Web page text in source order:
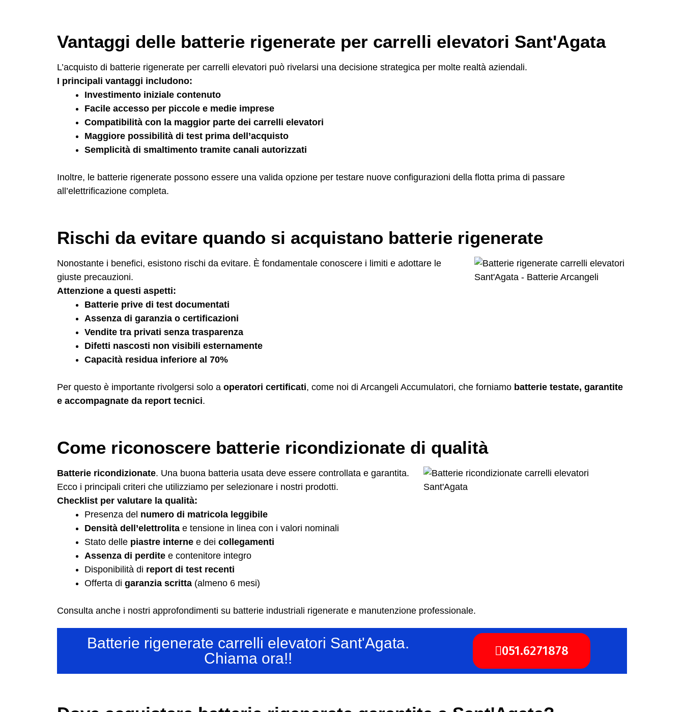
Vantaggi delle batterie rigenerate per carrelli elevatori Sant'Agata
L’acquisto di batterie rigenerate per carrelli elevatori può rivelarsi una decisione strategica per molte realtà aziendali.
I principali vantaggi includono:
Investimento iniziale contenuto
Facile accesso per piccole e medie imprese
Compatibilità con la maggior parte dei carrelli elevatori
Maggiore possibilità di test prima dell’acquisto
Semplicità di smaltimento tramite canali autorizzati
Inoltre, le batterie rigenerate possono essere una valida opzione per testare nuove configurazioni della flotta prima di passare
all’elettrificazione completa.
Rischi da evitare quando si acquistano batterie rigenerate
Nonostante i benefici, esistono rischi da evitare. È fondamentale conoscere i limiti e adottare le
giuste precauzioni.
Attenzione a questi aspetti:
Batterie prive di test documentati
Assenza di garanzia o certificazioni
Vendite tra privati senza trasparenza
Difetti nascosti non visibili esternamente
Capacità residua inferiore al 70%
Per questo è importante rivolgersi solo a operatori certificati, come noi di Arcangeli Accumulatori, che forniamo batterie testate, garantite
e accompagnate da report tecnici.
Come riconoscere batterie ricondizionate di qualità
Batterie ricondizionate. Una buona batteria usata deve essere controllata e garantita.
Ecco i principali criteri che utilizziamo per selezionare i nostri prodotti.
Checklist per valutare la qualità:
Presenza del numero di matricola leggibile
Densità dell’elettrolita e tensione in linea con i valori nominali
Stato delle piastre interne e dei collegamenti
Assenza di perdite e contenitore integro
Disponibilità di report di test recenti
Offerta di garanzia scritta (almeno 6 mesi)
Consulta anche i nostri approfondimenti su batterie industriali rigenerate e manutenzione professionale.
Batterie rigenerate carrelli elevatori Sant'Agata.
Chiama ora!!
051.6271878